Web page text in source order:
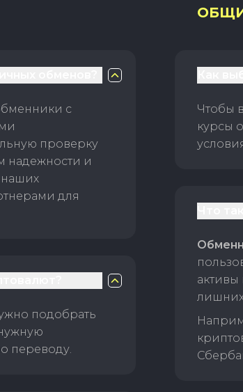
с
проверку
надежности и
наших
для
подобрать
переводу.
Чтобы
курсы